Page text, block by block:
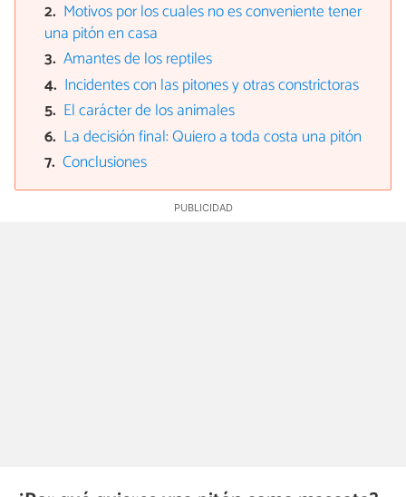
Motivos por los cuales no es conveniente tener
una pitón en casa
Amantes de los reptiles
Incidentes con las pitones y otras constrictoras
El carácter de los animales
La decisión final: Quiero a toda costa una pitón
Conclusiones